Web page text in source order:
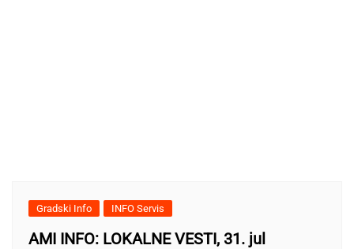
Gradski Info INFO Servis
AMI INFO: LOKALNE VESTI, 31. jul